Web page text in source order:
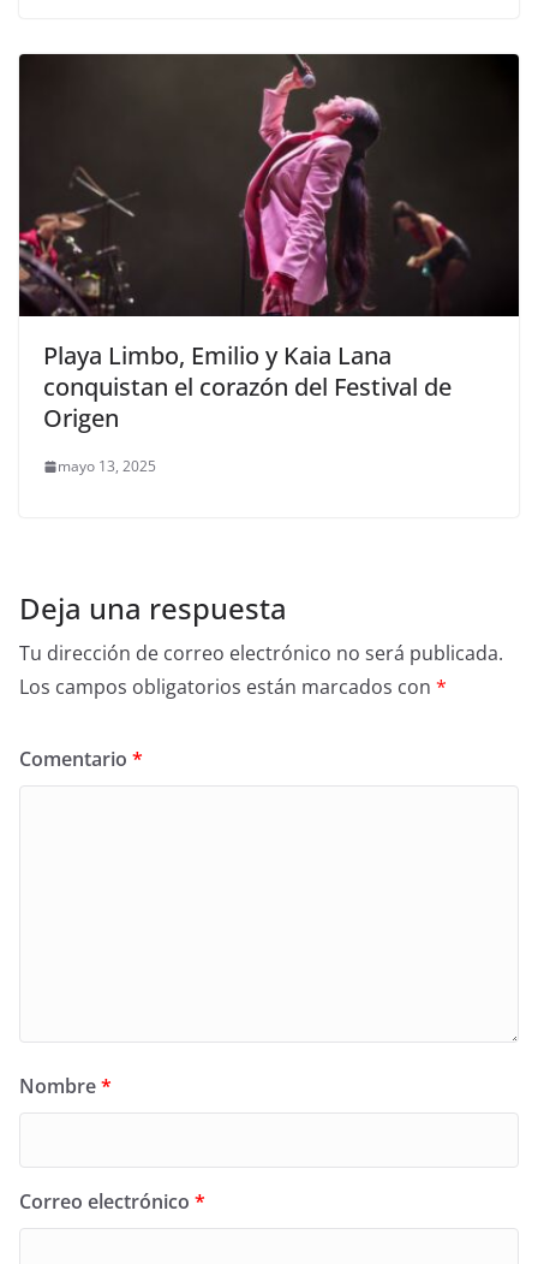
Playa Limbo, Emilio y Kaia Lana
conquistan el corazón del Festival de
Origen
mayo 13, 2025
Deja una respuesta
Tu dirección de correo electrónico no será publicada.
Los campos obligatorios están marcados con *
Comentario *
Nombre*
Correo electrónico *